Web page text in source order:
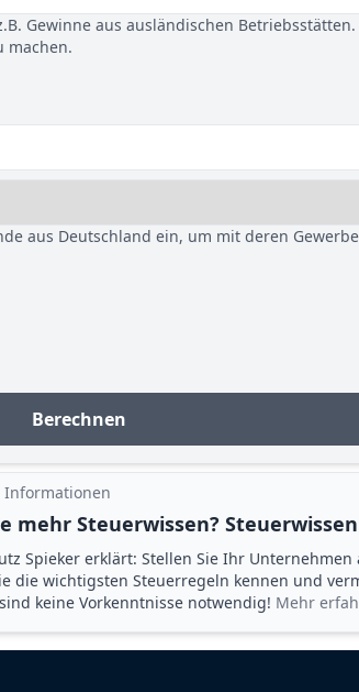
Gewinne aus ausländischen
machen.
aus Deutschland ein, um mit deren
Berechnen
mehr Steuerwissen?
Spieker erklärt: Stellen Sie Ihr
die wichtigsten Steuerregeln kennen und
keine Vorkenntnisse notwendig! Mehr